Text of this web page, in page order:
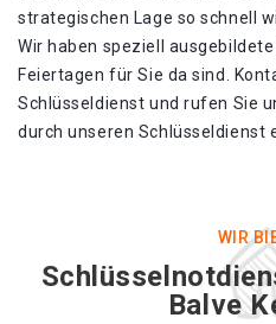
strategischen Lage so schnell
Wir haben speziell
Feiertagen für Sie da sind.
Schlüsseldienst und rufen Sie
durch unseren Schlüsseldienst
WIR
Balve